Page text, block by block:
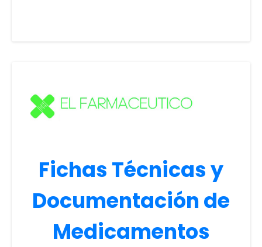
Fichas Técnicas y
Documentación de
Medicamentos